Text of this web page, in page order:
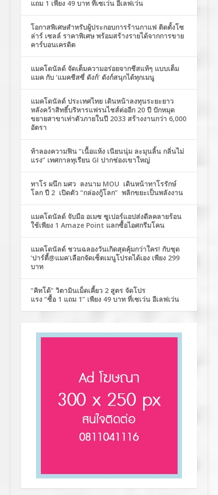
แถม 1 เพียง 49 บาท ที่เซเว่น อีเลฟเว่น
โอกาสพิเศษสำหรับผู้ประกอบการร้านกาแฟ ติดตั้งโซ
ล่าร์ เซลล์ ราคาพิเศษ พร้อมสร้างรายได้จากการขาย
คาร์บอนเครดิต
แมคโดนัลด์ จัดเต็มความอร่อยจากชีสแท้ๆ แบบเต็ม
แมค กับ ‘แมคชีสซี่ ดังก์’ ดังก์สนุกได้ทุกเมนู
แมคโดนัลด์ ประเทศไทย เดินหน้าลงทุนระยะยาว
หลังคว้าสิทธิ์บริหารแฟรนไชส์ต่ออีก 20 ปี ปักหมุด
ขยายสาขาเท่าตัวภายในปี 2033 สร้างงานกว่า 6,000
อัตรา
ท้าลองความฟิน “เนื้อแห้ง เนียนนุ่ม ละมุนลิ้น กลิ่นไม่
แรง” เทศกาลทุเรียน GI ปากช่องเขาใหญ่
ทาโร ผนึก มศว ลงนาม MOU เดินหน้าทาโรรักษ์
โลก ปี 2 เปิดตัว “กล่องกู้โลก” พลิกขยะเป็นพลังงาน
แมคโดนัลด์ จับมือ อเมซ ซูเปอร์แอปส่งดีลคลายร้อน
ใช้เพียง 1 Amaze Point แลกซื้อไอศกรีมโคน
แมคโดนัลด์ ชวนฉลองวันเกิดสุดคุ้มกว่าใคร! กับชุด
‘ปาร์ตี้@แมค’เลือกจัดเซ็ตเมนูโปรดได้เอง เพียง 299
บาท
“คิทโด้” วิตามินเม็ดเคี้ยว 2 สูตร จัดโปร
แรง “ซื้อ 1 แถม 1” เพียง 49 บาท ที่เซเว่น อีเลฟเว่น